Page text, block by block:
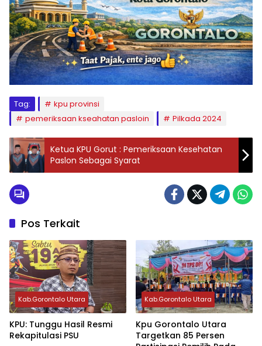
Tag:
kpu provinsi
pemeriksaan kseahatan pasloin
Pilkada 2024
Ketua KPU Gorut : Pemeriksaan Kesehatan
Paslon Sebagai Syarat
Pos Terkait
Kab.Gorontalo Utara
KPU: Tunggu Hasil Resmi
Rekapitulasi PSU
Kab.Gorontalo Utara
Kpu Gorontalo Utara
Targetkan 85 Persen